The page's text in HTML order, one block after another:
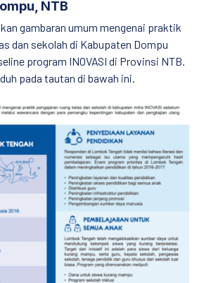
NTB
gambaran umum mengenai praktik
dan sekolah di Kabupaten Dompu
program INOVASI di Provinsi NTB.
pada tautan di bawah ini.
Gambaran Umum Pendidikan di